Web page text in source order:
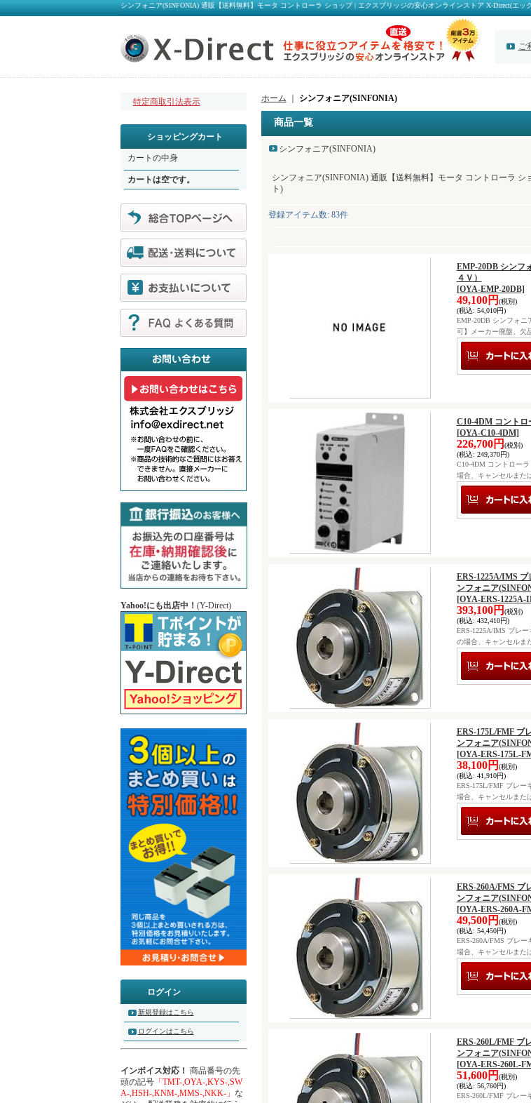
シンフォニア(SINFONIA) 通販【送料無料】モータ コントローラ ショップ | エクスブリッジの安心オンラインストア X-Direct(エッ
ご
特定商取引法表示
ショッピングカート
カートの中身
カートは空です。
Yahoo!にも出店中！ (Y-Direct)
ログイン
新規登録はこちら
ログインはこちら
インボイス対応！ 商品番号の先
頭の記号「TMT-,OYA-,KYS-,SW
A-,HSH-,KNM-,MMS-,NKK-」 な
ホーム シンフォニア(SINFONIA)
商品一覧
シンフォニア(SINFONIA)
シンフォニア(SINFONIA) 通販【送料無料】モータ コントローラ
ト)
登録アイテム数:83件
EMP-20DB シン
４Ｖ）
[OYA-EMP-20DB]
49,100円 (税別)
(税込: 54,010円)
EMP-20DB シンフォ
可】メーカー廃盤、欠
C10-4DM コント
[OYA-C10-4DM]
226,700円 (税別)
(税込: 249,370円)
C10-4DM コントロー
場合、キャンセルまた
ERS-1225A/IMS
ンフォニア
[OYA-ERS-1225A-
393,100円 (税別)
(税込: 432,410円)
ERS-1225A/IMS ブレ
の場合、キャンセルま
ERS-175L/FMF
ンフォニア
[OYA-ERS-175L-
38,100円 (税別)
(税込: 41,910円)
ERS-175L/FMF ブレー
場合、キャンセルまた
ERS-260A/FMS
ンフォニア
[OYA-ERS-260A-
49,500円 (税別)
(税込: 54,450円)
ERS-260A/FMS ブレ
場合、キャンセルまた
ERS-260L/FMF
ンフォニア
[OYA-ERS-260L-
51,600円 (税別)
(税込: 56,760円)
ERS-260L/FMF ブレー